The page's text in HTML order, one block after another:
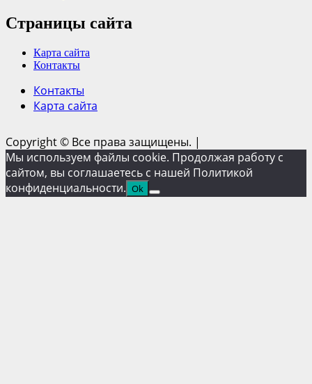
Страницы сайта
Карта сайта
Контакты
Контакты
Карта сайта
Copyright © Все права защищены. |
Мы используем файлы cookie. Продолжая работу с
сайтом, вы соглашаетесь с нашей Политикой
конфиденциальности. Ok